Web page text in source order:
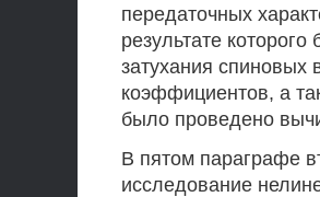
передаточных
результате
затухания спиновых
коэффициентов, а
было проведено
В пятом параграфе
исследование